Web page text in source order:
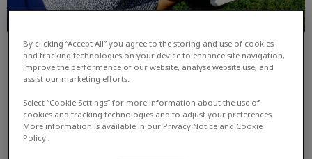
By clicking “Accept All” you agree to the storing and use of cookies
and tracking technologies on your device to enhance site navigation,
improve the performance of our website, analyse website use, and
assist our marketing efforts.
Select “Cookie Settings” for more information about the use of
cookies and tracking technologies and to adjust your preferences.
More information is available in our Privacy Notice and Cookie
Policy.